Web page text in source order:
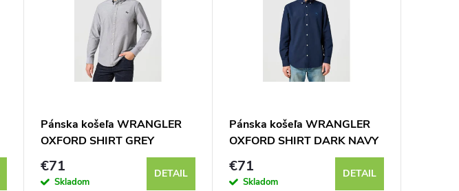
Pánska košeľa WRANGLER
OXFORD SHIRT GREY
112357230
€71
Skladom
DETAIL
Pánska košeľa WRANGLER
OXFORD SHIRT DARK NAVY
112357241
€71
Skladom
DETAIL